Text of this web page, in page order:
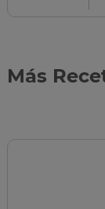
Más